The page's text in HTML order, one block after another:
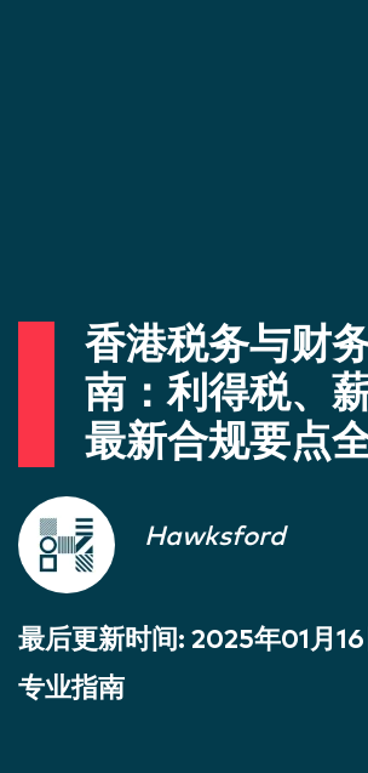
香港税务与财
南：利得税、
最新合规要点
Hawksford
最后更新时间: 2025年01月16
专业指南